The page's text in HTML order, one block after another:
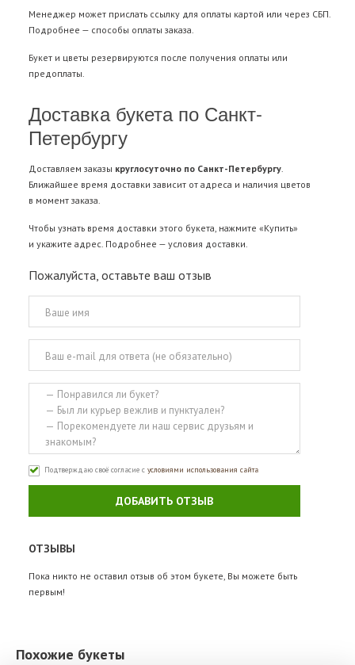
Менеджер может прислать ссылку для оплаты картой или через СБП.
Подробнее — способы оплаты заказа.
Букет и цветы резервируются после получения оплаты или
предоплаты.
Доставка букета по Санкт-
Петербургу
Доставляем заказы круглосуточно по Санкт-Петербургу.
Ближайшее время доставки зависит от адреса и наличия цветов
в момент заказа.
Чтобы узнать время доставки этого букета, нажмите «Купить»
и укажите адрес. Подробнее — условия доставки.
Пожалуйста, оставьте ваш отзыв
Подтверждаю своё согласие с условиями использования сайта
ДОБАВИТЬ ОТЗЫВ
ОТЗЫВЫ
Пока никто не оставил отзыв об этом букете, Вы можете быть
первым!
Похожие букеты